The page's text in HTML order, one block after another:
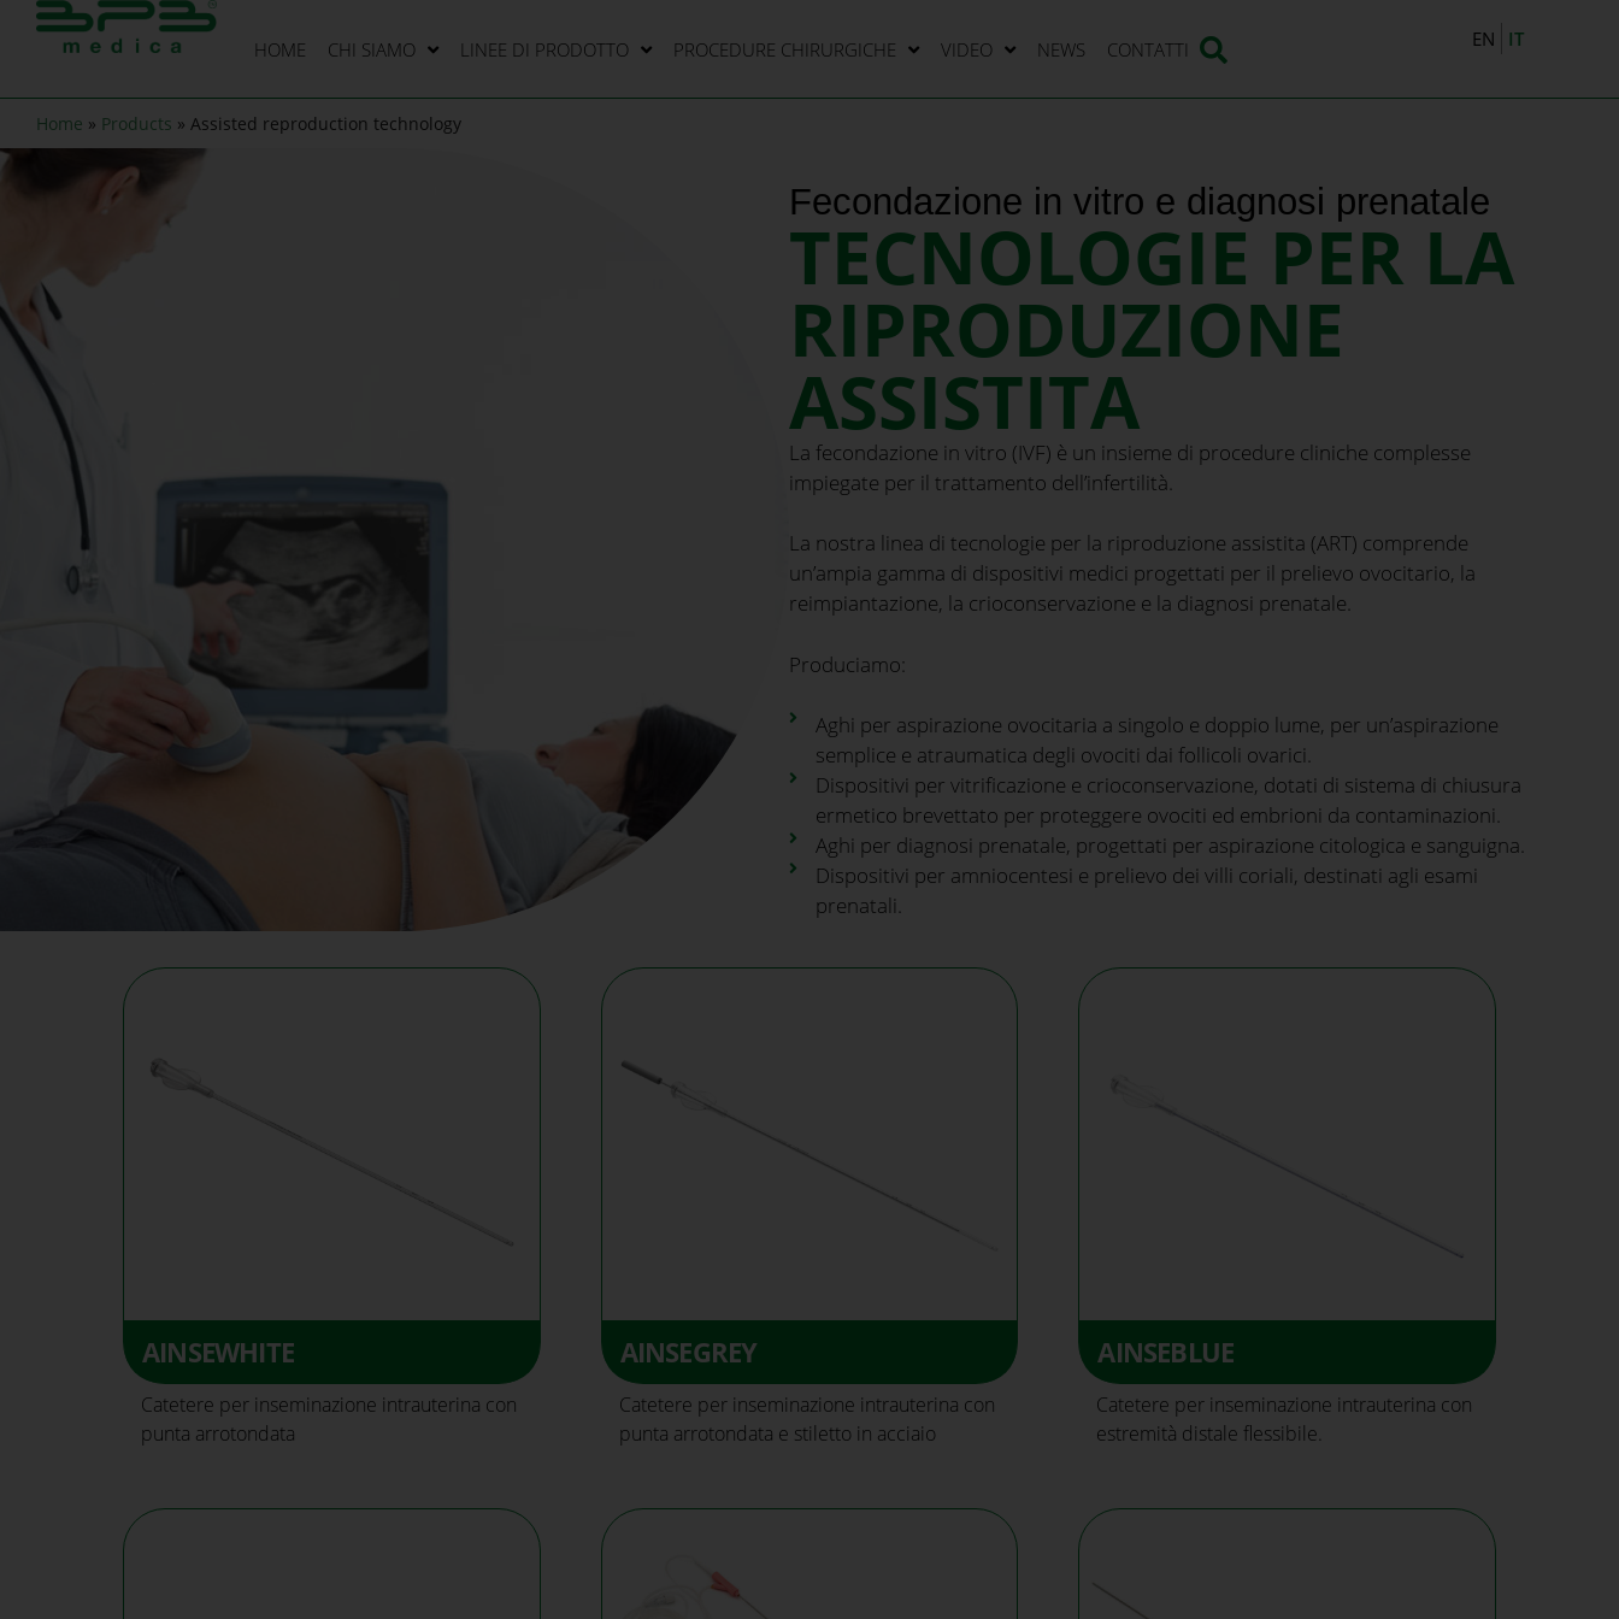
HOME CHI SIAMO LINEE DI PRODOTTO PROCEDURE CHIRURGICHE VIDEO NEWS CONTATTI EN IT
Home » Products » Assisted reproduction technology
Fecondazione in vitro e diagnosi prenatale
TECNOLOGIE PER LA
RIPRODUZIONE
ASSISTITA
La fecondazione in vitro (IVF) è un insieme di procedure cliniche complesse
impiegate per il trattamento dell’infertilità.
La nostra linea di tecnologie per la riproduzione assistita (ART) comprende
un’ampia gamma di dispositivi medici progettati per il prelievo ovocitario, la
reimpiantazione, la crioconservazione e la diagnosi prenatale.
Produciamo:
Aghi per aspirazione ovocitaria a singolo e doppio lume, per un’aspirazione
semplice e atraumatica degli ovociti dai follicoli ovarici.
Dispositivi per vitrificazione e crioconservazione, dotati di sistema di chiusura
ermetico brevettato per proteggere ovociti ed embrioni da contaminazioni.
Aghi per diagnosi prenatale, progettati per aspirazione citologica e sanguigna.
Dispositivi per amniocentesi e prelievo dei villi coriali, destinati agli esami
prenatali.
AINSEWHITE
Catetere per inseminazione intrauterina con
punta arrotondata
AINSEGREY
Catetere per inseminazione intrauterina con
punta arrotondata e stiletto in acciaio
AINSEBLUE
Catetere per inseminazione intrauterina con
estremità distale flessibile.